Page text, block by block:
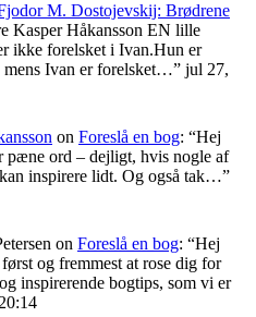
M. Dostojevskij: Brødrene
Kasper Håkansson EN lille
ikke forelsket i Ivan.Hun er
Ivan er forelsket…” jul 27,
on Foreslå en bog: “Hej
pæne ord – dejligt, hvis nogle af
inspirere lidt. Og også tak…”
on Foreslå en bog: “Hej
og fremmest at rose dig for
inspirerende bogtips, som vi er